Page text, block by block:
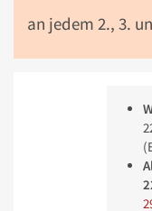
an jedem 2., 3.